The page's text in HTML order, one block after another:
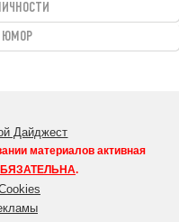
ЮМОР
Дайджест
материалов активная
.